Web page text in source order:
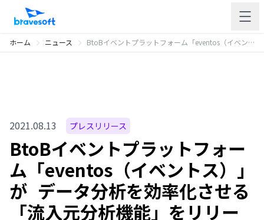
ホーム ニュース BtoBイベントプラットフォーム「eventos（イベントス）」が データ分析を効率化させる「流入元分析機能」をリリースしました！
2021.08.13 プレスリリース
BtoBイベントプラットフォー
ム「eventos（イベントス）」
が データ分析を効率化させる
「流入元分析機能」をリリー